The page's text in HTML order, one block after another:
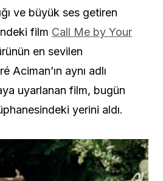
ve büyük ses getiren
film Call Me by Your
en sevilen
Aciman’ın aynı adlı
uyarlanan film, bugün
yerini aldı.